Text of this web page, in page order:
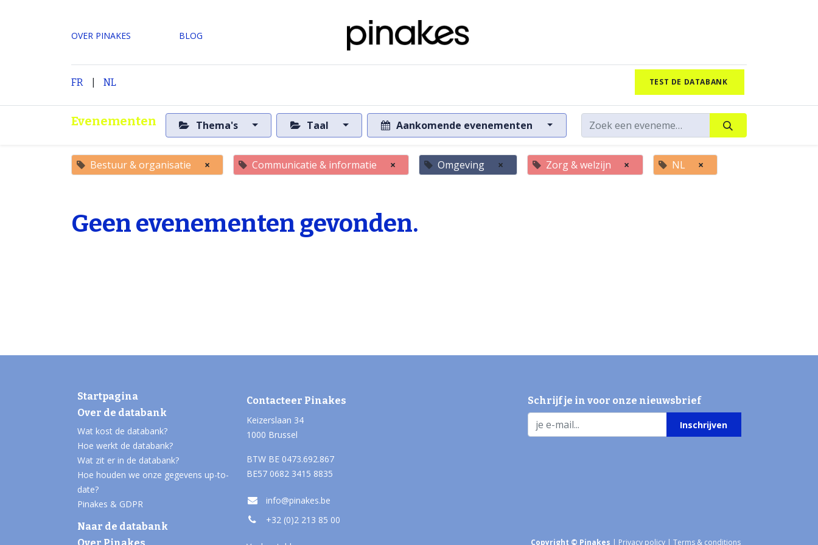
OVER PINAKES ​BLOG
FR | NL TEST DE DATABANK
Evenementen Thema's Taal Aankomende evenementen
Bestuur & organisatie × Communicatie & informatie × Omgeving × Zorg & welzijn × NL ×
Geen evenementen gevonden.
Startpagina
Over de databank
Wat kost de databank?
Hoe werkt de databank?
Wat zit er in de databank?
Hoe houden we onze gegevens up-to-
date?
Pinakes & GDPR
Naar de databank
Over Pinakes
Contacteer Pinakes
Keizerslaan 34
1000 Brussel
BTW BE 0473.692.867
BE57 0682 3415 8835
info@pinakes.be
+32 (0)2 213 85 00
Schrijf je in voor onze nieuwsbrief
Inschrijven
Copyright © Pinakes | Privacy policy | Terms & conditions